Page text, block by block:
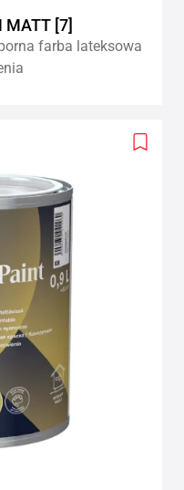
MATT [7]
farba lateksowa
Add